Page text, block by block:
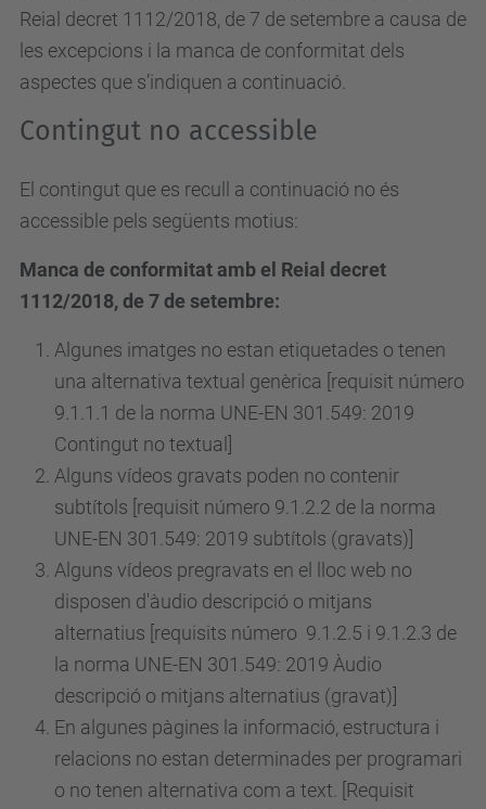
Reial decret 1112/2018, de 7 de setembre a causa de
les excepcions i la manca de conformitat dels
aspectes que s’indiquen a continuació.
Contingut no accessible
El contingut que es recull a continuació no és
accessible pels següents motius:
Manca de conformitat amb el Reial decret
1112/2018, de 7 de setembre:
Algunes imatges no estan etiquetades o tenen
una alternativa textual genèrica [requisit número
9.1.1.1 de la norma UNE-EN 301.549: 2019
Contingut no textual]
Alguns vídeos gravats poden no contenir
subtítols [requisit número 9.1.2.2 de la norma
UNE-EN 301.549: 2019 subtítols (gravats)]
Alguns vídeos pregravats en el lloc web no
disposen d'àudio descripció o mitjans
alternatius [requisits número 9.1.2.5 i 9.1.2.3 de
la norma UNE-EN 301.549: 2019 Àudio
descripció o mitjans alternatius (gravat)]
En algunes pàgines la informació, estructura i
relacions no estan determinades per programari
o no tenen alternativa com a text. [Requisit